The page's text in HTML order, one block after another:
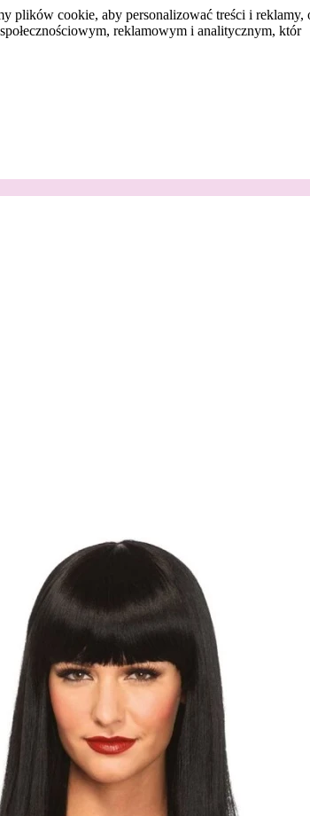
plików cookie, aby personalizować treści i reklamy,
reklamowym i analitycznym, któr